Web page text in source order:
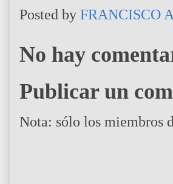
Posted by FRANCISCO
No hay
Publicar un
Nota: sólo los miembros